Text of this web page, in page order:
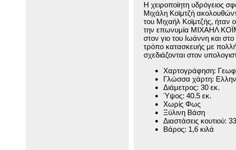
Η χειροποίητη υδρόγειος
Μιχάλη Κοϊμτζή
του Μιχαήλ Κοϊμτζής, ήταν
την επωνυμία ΜΙΧΑΗΛ
στον γιο του Ιωάννη και
τρόπο κατασκευής με
σχεδιάζονται στον
Χαρτογράφηση:
Γλώσσα χάρτη:
Διάμετρος: 30 εκ.
Ύψος: 40.5 εκ.
Χωρίς Φως
Ξύλινη Βάση
Διαστάσεις κουτιού:
Βάρος: 1,6 κιλά